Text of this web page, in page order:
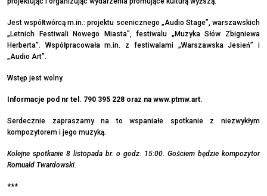
Jest współtwórcą m.in.: projektu scenicznego „Audio Stage”, warszawskich
„Letnich Festiwali Nowego Miasta”, festiwalu „Muzyka Słów Zbigniewa
Herberta”. Współpracowała m.in. z festiwalami „Warszawska Jesień” i
„Audio Art”.
Wstęp jest wolny.
Informacje pod nr tel. 790 395 228 oraz na www.ptmw.art.
Serdecznie zapraszamy na to wspaniałe spotkanie z niezwykłym
kompozytorem i jego muzyką.
Kolejne spotkanie 8 listopada br. o godz. 15:00. Gościem będzie kompozytor
Romuald Twardowski.
***